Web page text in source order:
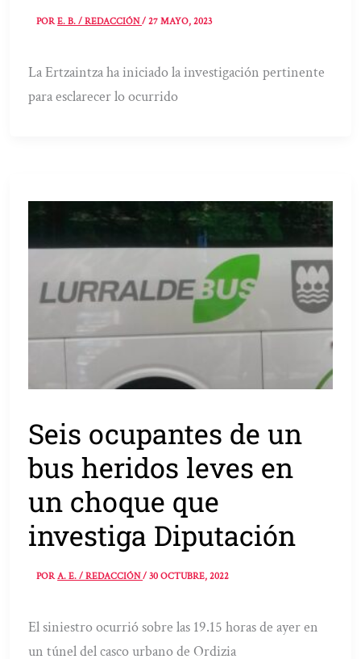
PORE. B. / REDACCIÓN/27 MAYO, 2023
La Ertzaintza ha iniciado la investigación pertinente
para esclarecer lo ocurrido
Seis ocupantes de un
bus heridos leves en
un choque que
investiga Diputación
PORA. E. / REDACCIÓN/30 OCTUBRE, 2022
El siniestro ocurrió sobre las 19.15 horas de ayer en
un túnel del casco urbano de Ordizia